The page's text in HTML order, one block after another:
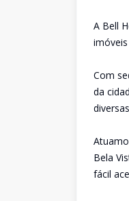
A Bell
Com
da
Bela
fácil